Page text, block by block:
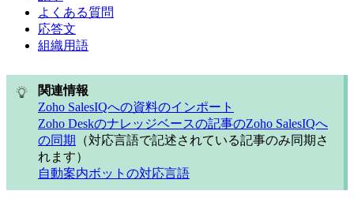
よくある質問
応答文
組織用語
関連情報
Zoho SalesIQへの資料のインポート
Zoho Deskのナレッジベースの記事のZoho SalesIQへ
の同期
（対応言語で記述されている記事のみ同期さ
れます）
自動案内ボットの対応言語